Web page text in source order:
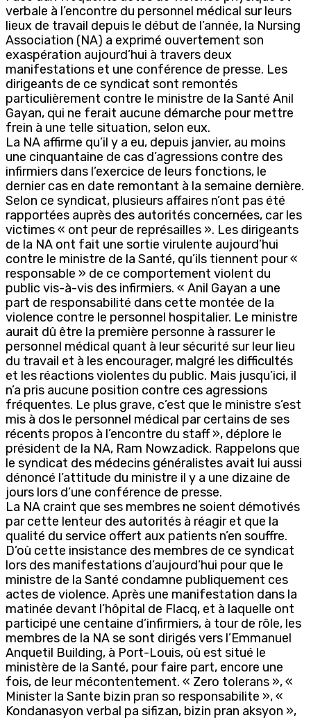
verbale à l’encontre du personnel médical sur leurs
lieux de travail depuis le début de l’année, la Nursing
Association (NA) a exprimé ouvertement son
exaspération aujourd’hui à travers deux
manifestations et une conférence de presse. Les
dirigeants de ce syndicat sont remontés
particulièrement contre le ministre de la Santé Anil
Gayan, qui ne ferait aucune démarche pour mettre
frein à une telle situation, selon eux.
La NA affirme qu’il y a eu, depuis janvier, au moins
une cinquantaine de cas d’agressions contre des
infirmiers dans l’exercice de leurs fonctions, le
dernier cas en date remontant à la semaine dernière.
Selon ce syndicat, plusieurs affaires n’ont pas été
rapportées auprès des autorités concernées, car les
victimes « ont peur de représailles ». Les dirigeants
de la NA ont fait une sortie virulente aujourd’hui
contre le ministre de la Santé, qu’ils tiennent pour «
responsable » de ce comportement violent du
public vis-à-vis des infirmiers. « Anil Gayan a une
part de responsabilité dans cette montée de la
violence contre le personnel hospitalier. Le ministre
aurait dû être la première personne à rassurer le
personnel médical quant à leur sécurité sur leur lieu
du travail et à les encourager, malgré les difficultés
et les réactions violentes du public. Mais jusqu’ici, il
n’a pris aucune position contre ces agressions
fréquentes. Le plus grave, c’est que le ministre s’est
mis à dos le personnel médical par certains de ses
récents propos à l’encontre du staff », déplore le
président de la NA, Ram Nowzadick. Rappelons que
le syndicat des médecins généralistes avait lui aussi
dénoncé l’attitude du ministre il y a une dizaine de
jours lors d’une conférence de presse.
La NA craint que ses membres ne soient démotivés
par cette lenteur des autorités à réagir et que la
qualité du service offert aux patients n’en souffre.
D’où cette insistance des membres de ce syndicat
lors des manifestations d’aujourd’hui pour que le
ministre de la Santé condamne publiquement ces
actes de violence. Après une manifestation dans la
matinée devant l’hôpital de Flacq, et à laquelle ont
participé une centaine d’infirmiers, à tour de rôle, les
membres de la NA se sont dirigés vers l’Emmanuel
Anquetil Building, à Port-Louis, où est situé le
ministère de la Santé, pour faire part, encore une
fois, de leur mécontentement. « Zero tolerans », «
Minister la Sante bizin pran so responsabilite », «
Kondanasyon verbal pa sifizan, bizin pran aksyon »,